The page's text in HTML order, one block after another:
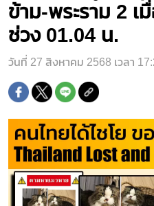
ข้าม-พระราม 2 เ
ช่วง 01.04 น.
วันที่ 27 สิงหาคม 2568 เวลา